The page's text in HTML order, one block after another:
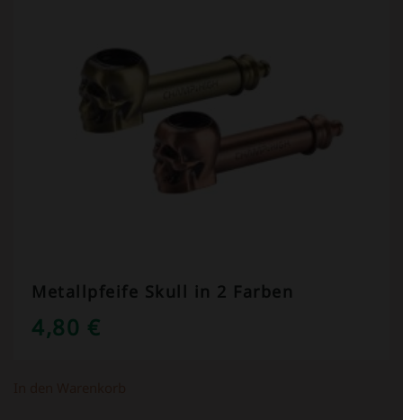
Metallpfeife Skull in 2 Farben
4,80 €